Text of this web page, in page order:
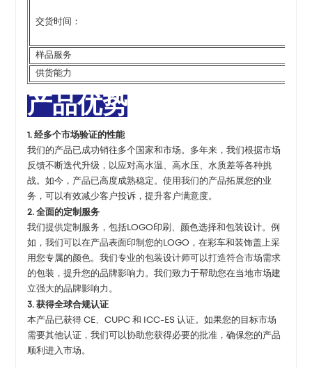
交货时间：
样品服务
供货能力
产品优势
1. 经多个市场验证的性能
我们的产品已成功销往多个国家和市场。多年来，我们根据市场
反馈不断迭代升级，以应对高水温、高水压、水质差等各种挑
战。如今，产品已高度成熟稳定。使用我们的产品拓展您的业
务，可以有效减少客户投诉，提升客户满意度。
2. 全面的定制服务
我们提供定制服务，包括LOGO印刷、颜色选择和包装设计。例
如，我们可以在产品表面印制您的LOGO，在彩车和装饰盖上采
用您专属的颜色。我们专业的包装设计师可以打造符合市场需求
的包装，提升您的品牌影响力。我们致力于帮助您在当地市场建
立强大的品牌影响力。
3. 获得全球合规认证
本产品已获得 CE、CUPC 和 ICC-ES 认证。如果您的目标市场
需要其他认证，我们可以协助您获得必要的批准，确保您的产品
顺利进入市场。